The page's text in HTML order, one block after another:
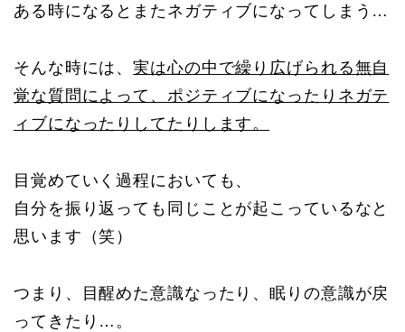
ある時になるとまたネガティブになってしまう…
そんな時には、実は心の中で繰り広げられる無自
覚な質問によって、ポジティブになったりネガテ
ィブになったりしてたりします。
目覚めていく過程においても、
自分を振り返っても同じことが起こっているなと
思います（笑）
つまり、目醒めた意識なったり、眠りの意識が戻
ってきたり…。